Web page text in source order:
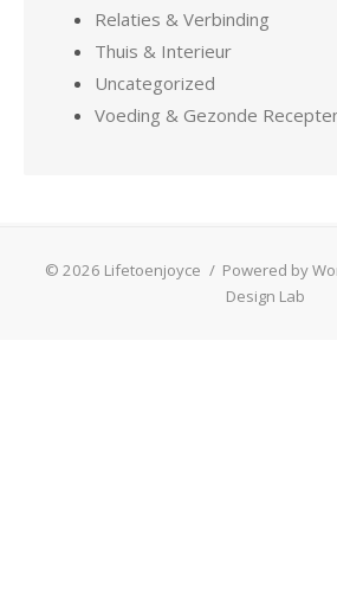
Relaties & Verbinding
Thuis & Interieur
Uncategorized
Voeding & Gezonde
© 2026 Lifetoenjoyce / Powered by
Design Lab